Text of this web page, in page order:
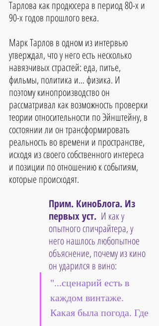
Тарлова как продюсера в период 80-х и
90-х годов прошлого века.
Марк Тарлов в одном из интервью
утверждал, что у него есть несколько
навязчивых страстей: еда, питье,
фильмы, политика и... физика. И
поэтому кинопроизводство он
рассматривал как возможность проверки
теории относительности по Эйнштейну, в
состоянии ли он трансформировать
реальность во времени и пространстве,
исходя из своего собственного интереса
и позиции по отношению к событиям,
которые происходят.
Прим. КиноБлога. Из
первых уст. И как у
опытного спичрайтера, у
него нашлось любопытное
объяснение, почему из кино
он ударился в вино:
"...сценарий есть в
каждом винтаже.
Какая была погода. Где